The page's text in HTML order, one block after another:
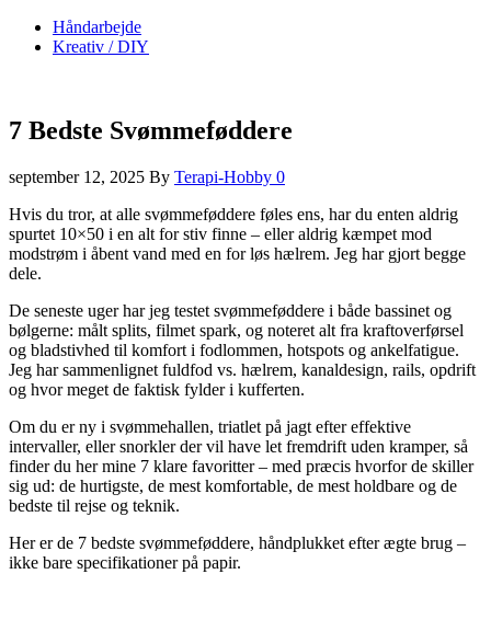
Håndarbejde
Kreativ / DIY
7 Bedste Svømmeføddere
september 12, 2025 By Terapi-Hobby 0
Hvis du tror, at alle svømmeføddere føles ens, har du enten aldrig
spurtet 10×50 i en alt for stiv finne – eller aldrig kæmpet mod
modstrøm i åbent vand med en for løs hælrem. Jeg har gjort begge
dele.
De seneste uger har jeg testet svømmeføddere i både bassinet og
bølgerne: målt splits, filmet spark, og noteret alt fra kraftoverførsel
og bladstivhed til komfort i fodlommen, hotspots og ankelfatigue.
Jeg har sammenlignet fuldfod vs. hælrem, kanaldesign, rails, opdrift
og hvor meget de faktisk fylder i kufferten.
Om du er ny i svømmehallen, triatlet på jagt efter effektive
intervaller, eller snorkler der vil have let fremdrift uden kramper, så
finder du her mine 7 klare favoritter – med præcis hvorfor de skiller
sig ud: de hurtigste, de mest komfortable, de mest holdbare og de
bedste til rejse og teknik.
Her er de 7 bedste svømmeføddere, håndplukket efter ægte brug –
ikke bare specifikationer på papir.